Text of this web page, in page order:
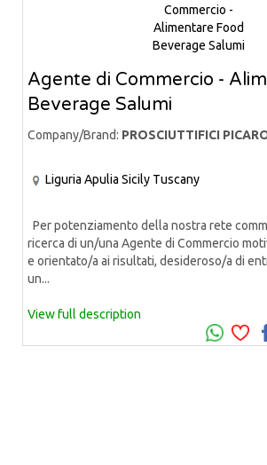
Agente di Commercio -
Beverage Salumi
Company/Brand: PROSCIUTTIFICI
Liguria Apulia Sicily Tuscany
Per potenziamento della nostra rete
ricerca di un/una Agente di Commercio
e orientato/a ai risultati, desideroso/a di
un...
View full description